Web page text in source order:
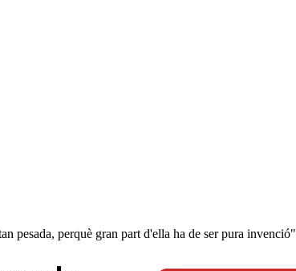
pesada, perquè gran part d'ella ha de ser pura invenció"